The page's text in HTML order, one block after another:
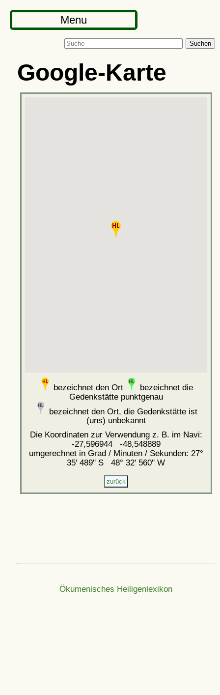
Menu
Suchen
Google-Karte
bezeichnet den Ort
bezeichnet die
Gedenkstätte punktgenau
bezeichnet den Ort, die Gedenkstätte ist
(uns) unbekannt
Die Koordinaten zur Verwendung z. B. im Navi:
-27,596944 -48,548889
umgerechnet in Grad / Minuten / Sekunden: 27°
35' 489'' S 48° 32' 560'' W
Ökumenisches Heiligenlexikon